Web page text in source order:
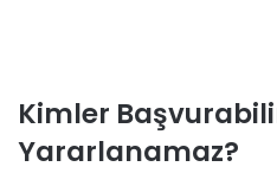
Kimler
Yararlanamaz?